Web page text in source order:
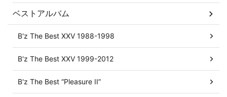
ベストアルバム
B'z The Best XXV 1988-1998
B'z The Best XXV 1999-2012
B'z The Best “Pleasure II”